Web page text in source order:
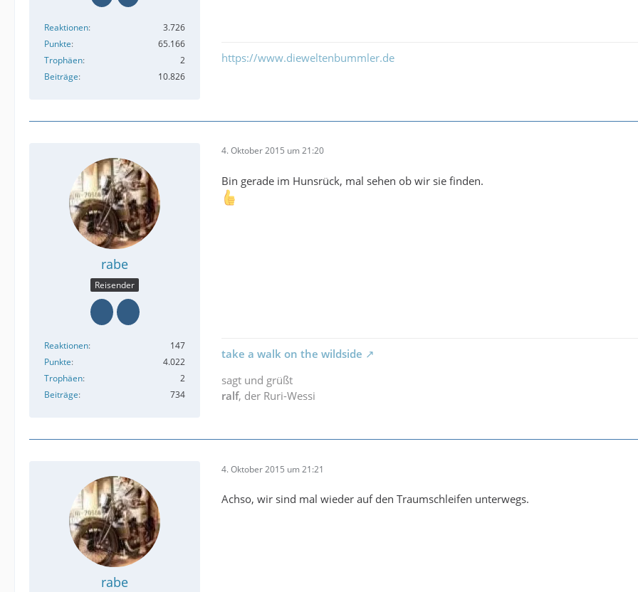
Reaktionen
3.726
Punkte
65.166
Trophäen
2
Beiträge
10.826
https://www.dieweltenbummler.de
rabe
Reisender
Reaktionen
147
Punkte
4.022
Trophäen
2
Beiträge
734
4. Oktober 2015 um 21:20
Bin gerade im Hunsrück, mal sehen ob wir sie finden.
take a walk on the wildside
sagt und grüßt
ralf, der Ruri-Wessi
rabe
4. Oktober 2015 um 21:21
Achso, wir sind mal wieder auf den Traumschleifen unterwegs.